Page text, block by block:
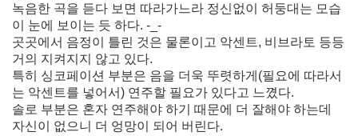
녹음한 곡을 듣다 보면 따라가느라 정신없이 허둥대는 모습
이 눈에 보이는 듯 하다. -_-
곳곳에서 음정이 틀린 것은 물론이고 악센트, 비브라토 등등
거의 지켜지지 않고 있다.
특히 싱코페이션 부분은 음을 더욱 뚜렷하게(필요에 따라서
는 악센트를 넣어서) 연주할 필요가 있다고 느꼈다.
솔로 부분은 혼자 연주해야 하기 때문에 더 잘해야 하는데
자신이 없으니 더 엉망이 되어 버린다.